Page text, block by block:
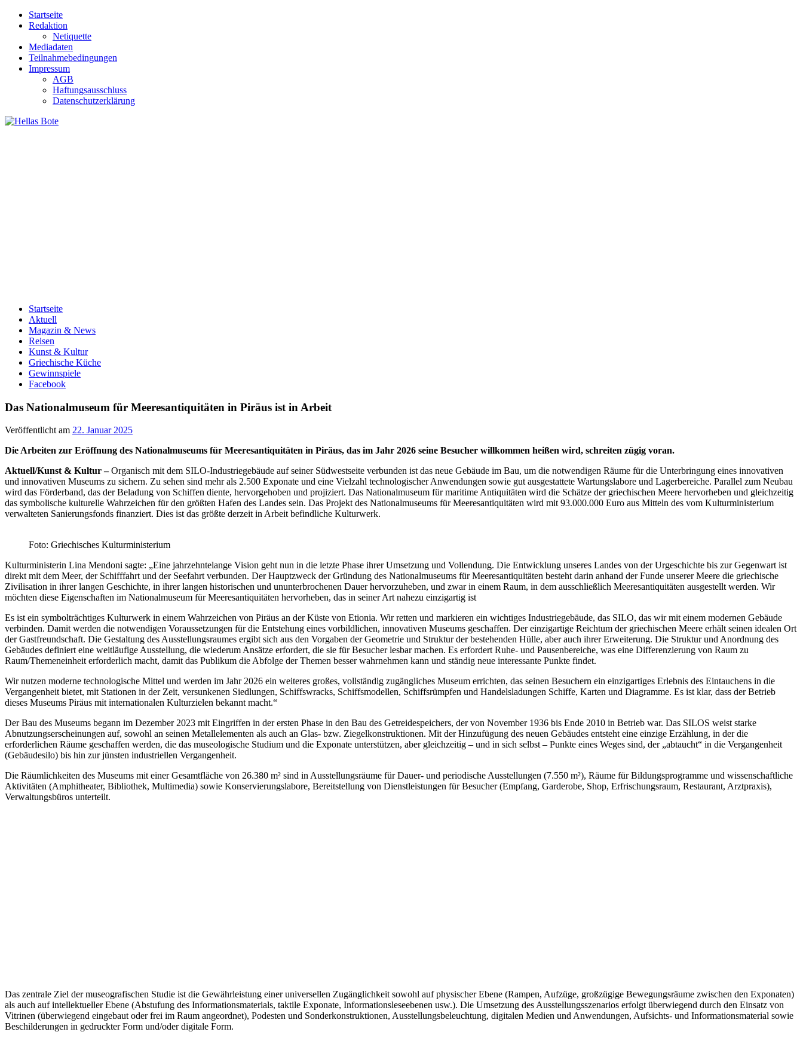
Zum
Inhalt
Startseite
Redaktion
Netiquette
Mediadaten
Teilnahmebedingungen
Impressum
AGB
Haftungsausschluss
Datenschutzerklärung
Startseite
Aktuell
Magazin & News
Reisen
Kunst & Kultur
Griechische Küche
Gewinnspiele
Facebook
Das Nationalmuseum für Meeresantiquitäten in Piräus ist in Arbeit
Veröffentlicht am 22. Januar 2025
Die Arbeiten zur Eröffnung des Nationalmuseums für Meeresantiquitäten in Piräus, das im Jahr 2026 seine Besucher willkommen heißen wird, schreiten zügig voran.
Aktuell/Kunst & Kultur –Organisch mit dem SILO-Industriegebäude auf seiner Südwestseite verbunden ist das neue Gebäude im Bau, um die notwendigen Räume für die Unterbringung eines innovativen
und innovativen Museums zu sichern. Zu sehen sind mehr als 2.500 Exponate und eine Vielzahl technologischer Anwendungen sowie gut ausgestattete Wartungslabore und Lagerbereiche. Parallel zum Neubau
wird das Förderband, das der Beladung von Schiffen diente, hervorgehoben und projiziert. Das Nationalmuseum für maritime Antiquitäten wird die Schätze der griechischen Meere hervorheben und gleichzeitig
das symbolische kulturelle Wahrzeichen für den größten Hafen des Landes sein. Das Projekt des Nationalmuseums für Meeresantiquitäten wird mit 93.000.000 Euro aus Mitteln des vom Kulturministerium
verwalteten Sanierungsfonds finanziert. Dies ist das größte derzeit in Arbeit befindliche Kulturwerk.
Foto: Griechisches Kulturministerium
Kulturministerin Lina Mendoni sagte: „Eine jahrzehntelange Vision geht nun in die letzte Phase ihrer Umsetzung und Vollendung. Die Entwicklung unseres Landes von der Urgeschichte bis zur Gegenwart ist
direkt mit dem Meer, der Schifffahrt und der Seefahrt verbunden. Der Hauptzweck der Gründung des Nationalmuseums für Meeresantiquitäten besteht darin anhand der Funde unserer Meere die griechische
Zivilisation in ihrer langen Geschichte, in ihrer langen historischen und ununterbrochenen Dauer hervorzuheben, und zwar in einem Raum, in dem ausschließlich Meeresantiquitäten ausgestellt werden. Wir
möchten diese Eigenschaften im Nationalmuseum für Meeresantiquitäten hervorheben, das in seiner Art nahezu einzigartig ist
Es ist ein symbolträchtiges Kulturwerk in einem Wahrzeichen von Piräus an der Küste von Etionia. Wir retten und markieren ein wichtiges Industriegebäude, das SILO, das wir mit einem modernen Gebäude
verbinden. Damit werden die notwendigen Voraussetzungen für die Entstehung eines vorbildlichen, innovativen Museums geschaffen. Der einzigartige Reichtum der griechischen Meere erhält seinen idealen Ort
der Gastfreundschaft. Die Gestaltung des Ausstellungsraumes ergibt sich aus den Vorgaben der Geometrie und Struktur der bestehenden Hülle, aber auch ihrer Erweiterung. Die Struktur und Anordnung des
Gebäudes definiert eine weitläufige Ausstellung, die wiederum Ansätze erfordert, die sie für Besucher lesbar machen. Es erfordert Ruhe- und Pausenbereiche, was eine Differenzierung von Raum zu
Raum/Themeneinheit erforderlich macht, damit das Publikum die Abfolge der Themen besser wahrnehmen kann und ständig neue interessante Punkte findet.
Wir nutzen moderne technologische Mittel und werden im Jahr 2026 ein weiteres großes, vollständig zugängliches Museum errichten, das seinen Besuchern ein einzigartiges Erlebnis des Eintauchens in die
Vergangenheit bietet, mit Stationen in der Zeit, versunkenen Siedlungen, Schiffswracks, Schiffsmodellen, Schiffsrümpfen und Handelsladungen Schiffe, Karten und Diagramme. Es ist klar, dass der Betrieb
dieses Museums Piräus mit internationalen Kulturzielen bekannt macht.“
Der Bau des Museums begann im Dezember 2023 mit Eingriffen in der ersten Phase in den Bau des Getreidespeichers, der von November 1936 bis Ende 2010 in Betrieb war. Das SILOS weist starke
Abnutzungserscheinungen auf, sowohl an seinen Metallelementen als auch an Glas- bzw. Ziegelkonstruktionen. Mit der Hinzufügung des neuen Gebäudes entsteht eine einzige Erzählung, in der die
erforderlichen Räume geschaffen werden, die das museologische Studium und die Exponate unterstützen, aber gleichzeitig – und in sich selbst – Punkte eines Weges sind, der „abtaucht“ in die Vergangenheit
(Gebäudesilo) bis hin zur jünsten industriellen Vergangenheit.
Die Räumlichkeiten des Museums mit einer Gesamtfläche von 26.380 m² sind in Ausstellungsräume für Dauer- und periodische Ausstellungen (7.550 m²), Räume für Bildungsprogramme und wissenschaftliche
Aktivitäten (Amphitheater, Bibliothek, Multimedia) sowie Konservierungslabore, Bereitstellung von Dienstleistungen für Besucher (Empfang, Garderobe, Shop, Erfrischungsraum, Restaurant, Arztpraxis),
Verwaltungsbüros unterteilt.
Das zentrale Ziel der museografischen Studie ist die Gewährleistung einer universellen Zugänglichkeit sowohl auf physischer Ebene (Rampen, Aufzüge, großzügige Bewegungsräume zwischen den Exponaten)
als auch auf intellektueller Ebene (Abstufung des Informationsmaterials, taktile Exponate, Informationsleseebenen usw.). Die Umsetzung des Ausstellungsszenarios erfolgt überwiegend durch den Einsatz von
Vitrinen (überwiegend eingebaut oder frei im Raum angeordnet), Podesten und Sonderkonstruktionen, Ausstellungsbeleuchtung, digitalen Medien und Anwendungen, Aufsichts- und Informationsmaterial sowie
Beschilderungen in gedruckter Form und/oder digitale Form.